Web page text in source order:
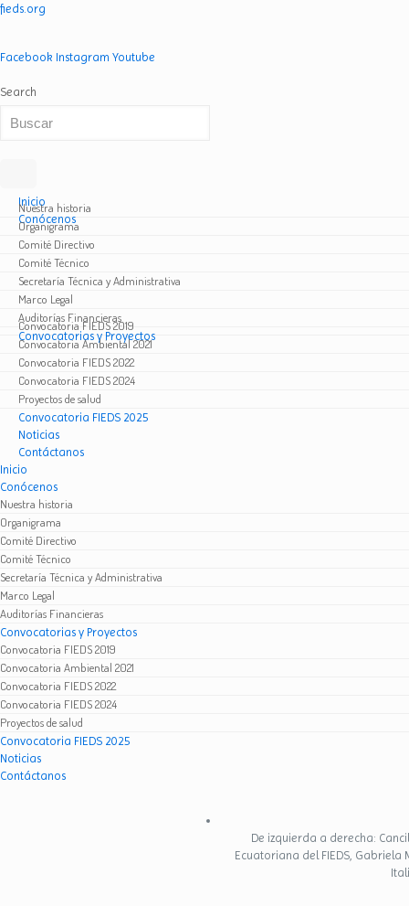
fieds.org
Facebook Instagram Youtube
Search
Inicio
Conócenos
Nuestra historia
Organigrama
Comité Directivo
Comité Técnico
Secretaría Técnica y Administrativa
Marco Legal
Auditorías Financieras
Convocatorias y Proyectos
Convocatoria FIEDS 2019
Convocatoria Ambiental 2021
Convocatoria FIEDS 2022
Convocatoria FIEDS 2024
Proyectos de salud
Convocatoria FIEDS 2025
Noticias
Contáctanos
Inicio
Conócenos
Nuestra historia
Organigrama
Comité Directivo
Comité Técnico
Secretaría Técnica y Administrativa
Marco Legal
Auditorías Financieras
Convocatorias y Proyectos
Convocatoria FIEDS 2019
Convocatoria Ambiental 2021
Convocatoria FIEDS 2022
Convocatoria FIEDS 2024
Proyectos de salud
Convocatoria FIEDS 2025
Noticias
Contáctanos
De izquierda a derecha:
Ecuatoriana del FIEDS, Gabriela